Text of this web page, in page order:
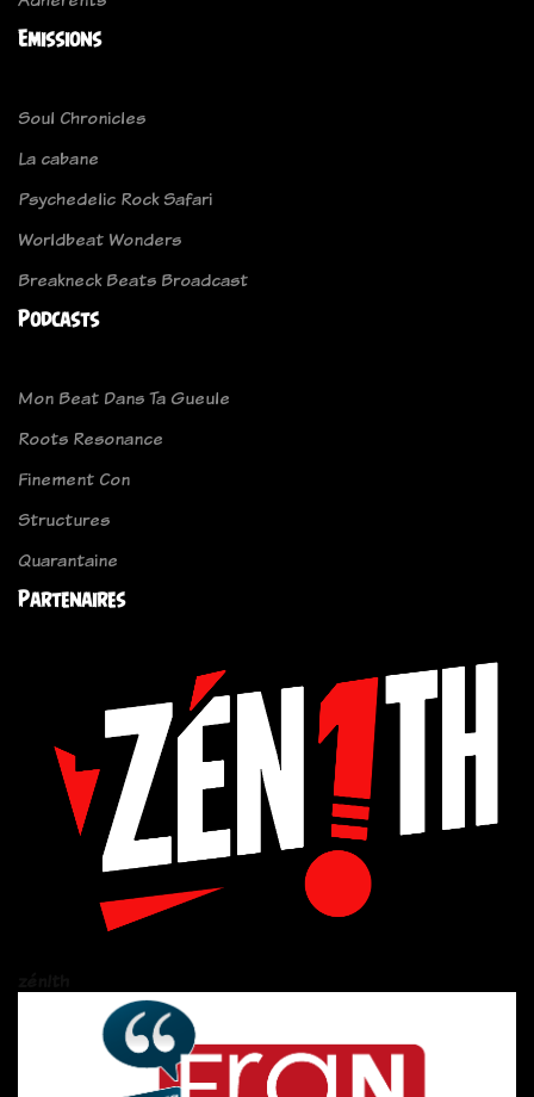
Emissions
Soul Chronicles
La cabane
Psychedelic Rock Safari
Worldbeat Wonders
Breakneck Beats Broadcast
Podcasts
Mon Beat Dans Ta Gueule
Roots Resonance
Finement Con
Structures
Quarantaine
Partenaires